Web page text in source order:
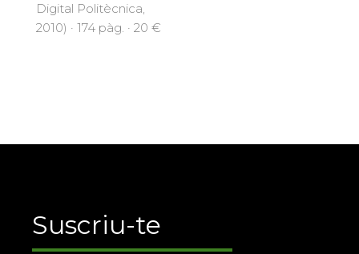
Digital Politècnica,
2010) · 174 pàg. · 20 €
Suscriu-te